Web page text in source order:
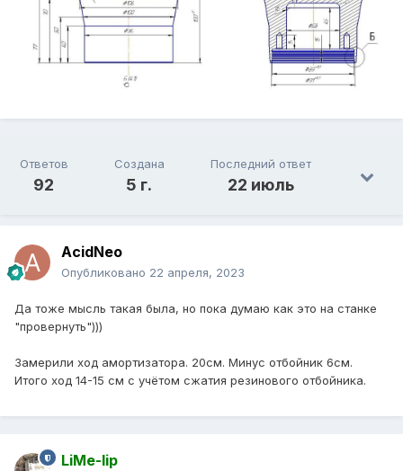
Ответов
92
Создана
5 г.
Последний ответ
22 июль
AcidNeo
Опубликовано 22 апреля, 2023
Да тоже мысль такая была, но пока думаю как это на станке
"провернуть")))
Замерили ход амортизатора. 20см. Минус отбойник 6см.
Итого ход 14-15 см с учётом сжатия резинового отбойника.
LiMe-lip